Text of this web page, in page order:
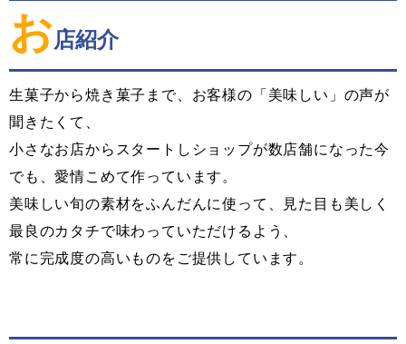
お店紹介
生菓子から焼き菓子まで、お客様の「美味しい」の声が
聞きたくて、
小さなお店からスタートしショップが数店舗になった今
でも、愛情こめて作っています。
美味しい旬の素材をふんだんに使って、見た目も美しく
最良のカタチで味わっていただけるよう、
常に完成度の高いものをご提供しています。